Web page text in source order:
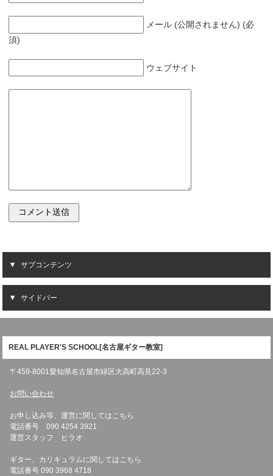
メール (公開されません) (必
須)
ウェブサイト
サブコンテンツ
サイドバー
REAL PLAYER'S SCHOOL[名古屋ギター教室]
〒459-8001愛知県名古屋市緑区大高町高見22-3
お問い合わせ
お申し込み等、運営に関してはこちら
電話番号 090 4254 3921
運営スタッフ ヒラオ
ギター、カリキュラムに関してはこちら
電話番号 090 3968 4718